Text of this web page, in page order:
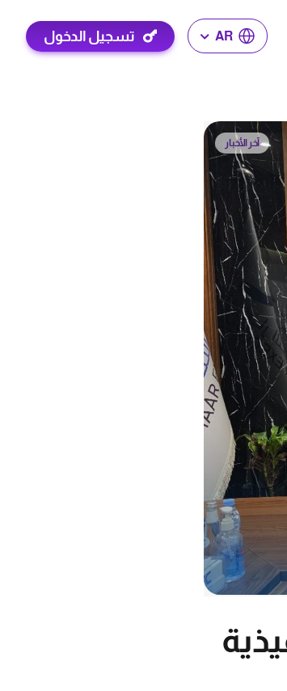
AR تسجيل الدخول
آخر الأخبار